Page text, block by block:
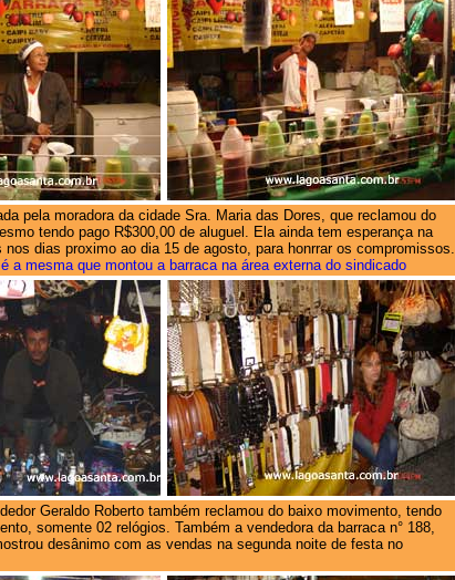
pela moradora da cidade Sra. Maria das Dores, que reclamou do
tendo pago R$300,00 de aluguel. Ela ainda tem esperança na
nos dias proximo ao dia 15 de agosto, para honrrar os compromissos.
a mesma que montou a barraca na área externa do sindicado
Geraldo Roberto também reclamou do baixo movimento, tendo
somente 02 relógios. Também a vendedora da barraca n° 188,
desânimo com as vendas na segunda noite de festa no